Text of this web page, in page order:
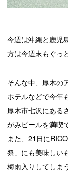
今週は沖縄と鹿児
方は今週末もぐっ
そんな中、厚木の
ホテルなどで今年
厚木市七沢にある
がみビールを満喫
また、21日に
祭」にも美味しい
梅雨入りしてしま